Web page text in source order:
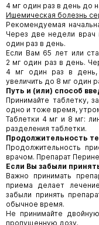
4 мг один раз в день до
Ишемическая болезнь
Рекомендуемая
Через две недели врач
один раз в день.
Если Вам 65 лет или
2 мг один раз в день.
4 мг один раз в
увеличить до 8 мг один
Путь и (или) способ
Принимайте таблетку,
одно и тоже время,
Таблетки 4 мг и 8 мг:
разделения таблетки.
Продолжительность
Продолжительность
врачом. Препарат
Если Вы забыли
Важно принимать
приема делает
забыли принять
обычное время.
Не принимайте
пропущенную дозу.